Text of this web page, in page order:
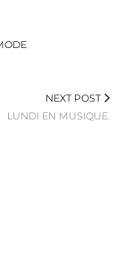
NEXT POST
LUNDI EN MUSIQUE.